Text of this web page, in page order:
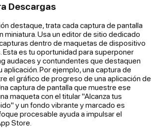
Descargas
destaque, trata cada captura de pantalla
miniatura. Usa un editor de sitio dedicado
dentro de maquetas de dispositivo
Esta es tu oportunidad para superponer
audaces y contundentes que destaquen
Por ejemplo, una captura de
el gráfico de progreso de una aplicación de
captura de pantalla que muestre ese
maqueta con el titular "Alcanza tus
y un fondo vibrante y marcado es
procesable ayuda a impulsar el
Store.